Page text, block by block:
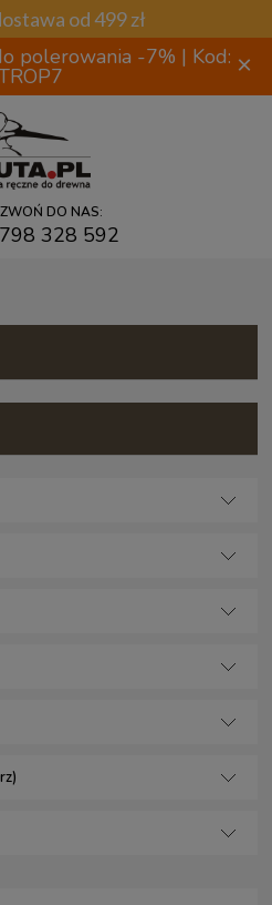
od 499 zł
polerowania -7% | Kod: ×
DO NAS:
328 592